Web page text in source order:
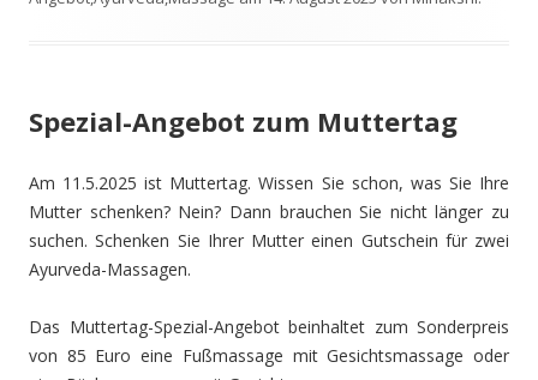
Spezial-Angebot zum Muttertag
Am 11.5.2025 ist Muttertag. Wissen Sie schon, was Sie Ihre
Mutter schenken? Nein? Dann brauchen Sie nicht länger zu
suchen. Schenken Sie Ihrer Mutter einen Gutschein für zwei
Ayurveda-Massagen.
Das Muttertag-Spezial-Angebot beinhaltet zum Sonderpreis
von 85 Euro eine Fußmassage mit Gesichtsmassage oder